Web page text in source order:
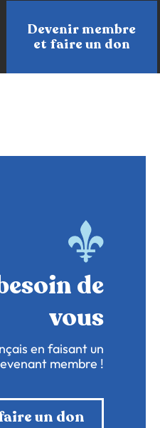
Devenir membre
et faire un don
de
vous
en faisant un
membre !
un don